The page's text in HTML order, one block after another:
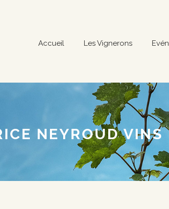
Accueil Les Vignerons
NEYROUD VINS